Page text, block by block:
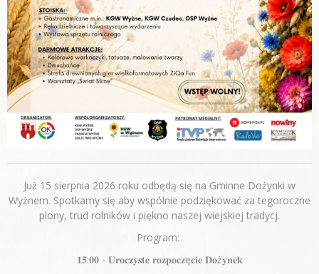
Już 15 sierpnia 2026 roku odbędą się na Gminne Dożynki w
Wyżnem. Spotkamy się aby wspólnie podziękować za tegoroczne
plony, trud rolników i piękno naszej wiejskiej tradycj.
Program:
𝟏𝟓:𝟎𝟎 - 𝐔𝐫𝐨𝐜𝐳𝐲𝐬𝐭𝐞 𝐫𝐨𝐳𝐩𝐨𝐜𝐳ę𝐜𝐢𝐞 𝐃𝐨ż𝐲𝐧𝐞𝐤